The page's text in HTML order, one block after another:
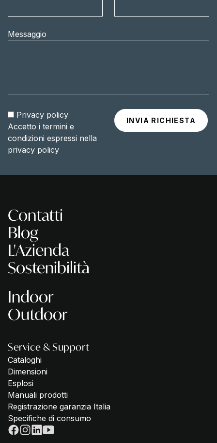
Messaggio
Privacy policy
Accetto i termini e
condizioni espressi nella
privacy policy
Contatti
Blog
L'Azienda
Sostenibilità
Indoor
Outdoor
Service & Support
Cataloghi
Dimensioni
Esplosi
Manuali prodotti
Registrazione garanzia Italia
Specifiche di consumo